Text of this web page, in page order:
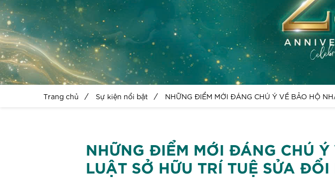
Trang chủ Sự kiện nổi bật NHỮNG ĐIỂM MỚI ĐÁNG CHÚ Ý VỀ BẢO HỘ
NHỮNG ĐIỂM MỚI ĐÁNG CHÚ
LUẬT SỞ HỮU TRÍ TUỆ SỬA